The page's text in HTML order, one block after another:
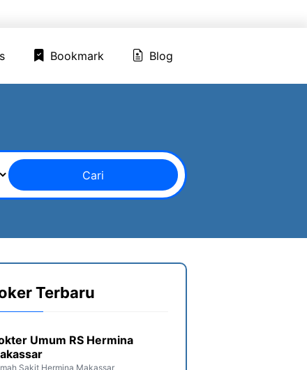
Bookmark Blog
Cari
Terbaru
Umum RS Hermina
Sakit Hermina Makassar